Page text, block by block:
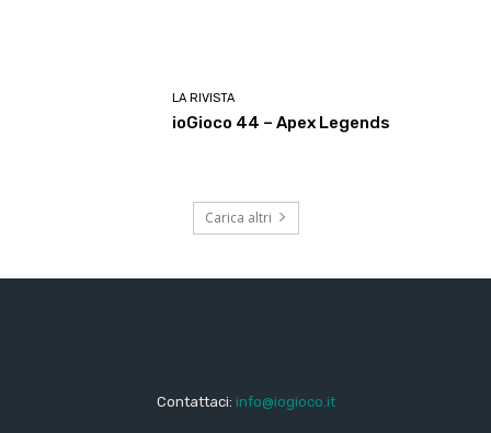
LA RIVISTA
ioGioco 44 – Apex Legends
Carica altri
Contattaci: info@iogioco.it